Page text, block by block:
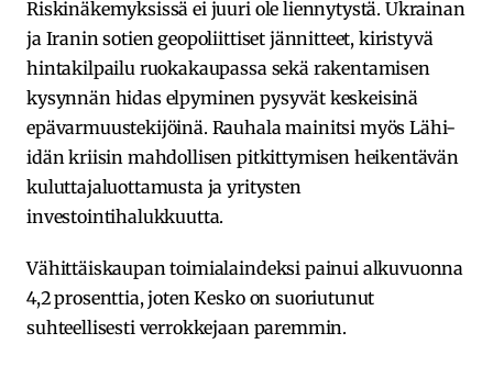
Riskinäkemyksissä ei juuri ole liennytystä. Ukrainan
ja Iranin sotien geopoliittiset jännitteet, kiristyvä
hintakilpailu ruokakaupassa sekä rakentamisen
kysynnän hidas elpyminen pysyvät keskeisinä
epävarmuustekijöinä. Rauhala mainitsi myös Lähi-
idän kriisin mahdollisen pitkittymisen heikentävän
kuluttajaluottamusta ja yritysten
investointihalukkuutta.
Vähittäiskaupan toimialaindeksi painui alkuvuonna
4,2 prosenttia, joten Kesko on suoriutunut
suhteellisesti verrokkejaan paremmin.